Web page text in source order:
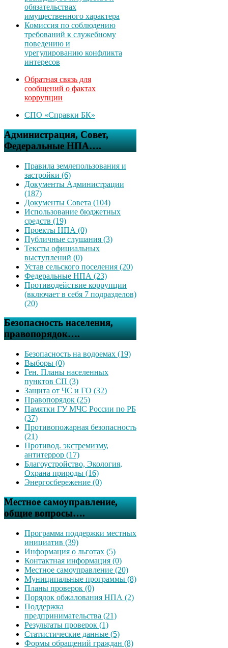
обязательствах
имущественного характера
Комиссия по соблюдению
требований к служебному
поведению и
урегулированию конфликта
интересов
Обратная связь для
сообщений о фактах
коррупции
СПО «Справки БК»
Администрация, Совет,
Федеральные НПА….
Правила землепользования и
застройки (6)
Документы Администрации
(187)
Документы Совета (104)
Использование бюджетных
средств (19)
Проекты НПА (0)
Публичные слушания (3)
Тексты официальных
выступлений (0)
Устав сельского поселения (20)
Федеральные НПА (23)
Противодействие коррупции
(включает в себя 7 подразделов)
(20)
Безопасность населения,
правопорядок….
Безопасность на водоемах (19)
Выборы (0)
Ген. Планы населенных
пунктов СП (3)
Защита от ЧС и ГО (32)
Правопорядок (25)
Памятки ГУ МЧС России по РБ
(37)
Противопожарная безопасность
(21)
Противод. экстремизму,
антитеррор (17)
Благоустройство, Экология,
Охрана природы (16)
Энергосбережение (0)
Местное самоуправление,
общие вопросы….
Программа поддержки местных
инициатив (39)
Информация о льготах (5)
Контактная информация (0)
Местное самоуправление (20)
Муниципальные программы (8)
Планы проверок (0)
Порядок обжалования НПА (2)
Поддержка
предпринимательства (21)
Результаты проверок (1)
Статистические данные (5)
Формы обращений граждан (8)